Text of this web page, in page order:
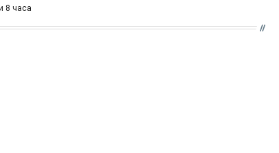
8 часа